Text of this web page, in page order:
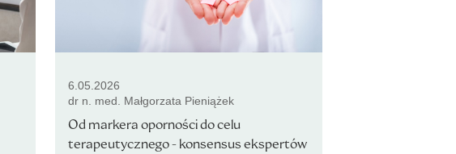
6.05.2026
dr n. med. Małgorzata Pieniążek
Od markera oporności do celu
terapeutycznego - konsensus ekspertów